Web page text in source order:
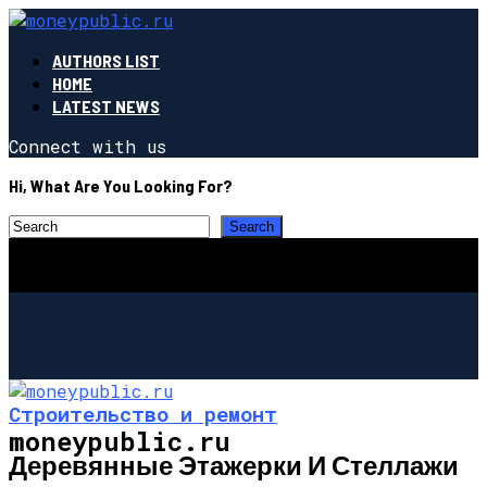
AUTHORS LIST
HOME
LATEST NEWS
Connect with us
Hi, What Are You Looking For?
moneypublic.ru
Строительство и ремонт
Деревянные Этажерки И Стеллажи